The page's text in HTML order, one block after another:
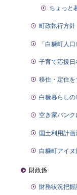
ちょっと
町政執行方
「白糠町人
子育て応援日
移住・定住
白糠暮らしの
空き家バンク
国土利用計画
白糠町アイ
財政係
財務状況把